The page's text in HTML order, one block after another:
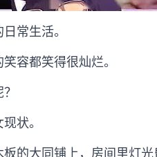
常生活。
容都笑得很灿烂。
状。
的大同铺上，房间里灯